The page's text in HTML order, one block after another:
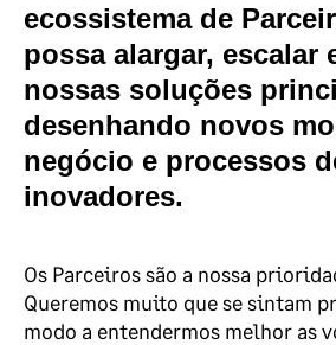
ecossistema de
possa alargar, escalar
nossas soluções
desenhando novos
negócio e processos
inovadores.
Os Parceiros são a nossa
Queremos muito que se sintam
modo a entendermos melhor as